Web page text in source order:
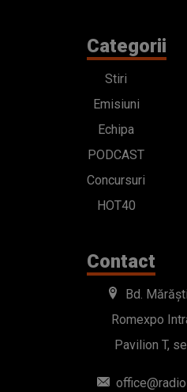
Categorii
Stiri
Emisiuni
Echipa
PODCAST
Concursuri
HOT40
Contact
Bd.
Romexpo
Pavilion T,